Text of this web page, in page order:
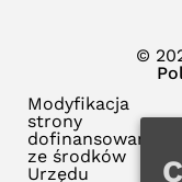
©
Modyfikacja
strony
dofinansowana
ze środków
Urzędu